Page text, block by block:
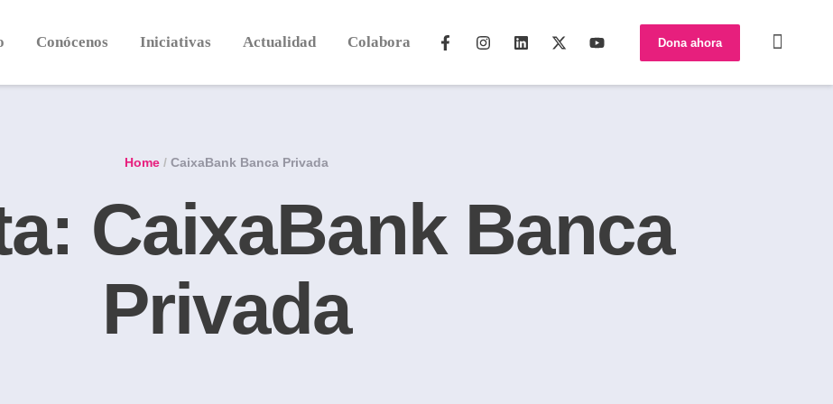
Conócenos Iniciativas Actualidad Colabora Dona ahora
Home / CaixaBank Banca Privada
CaixaBank Banca
Privada